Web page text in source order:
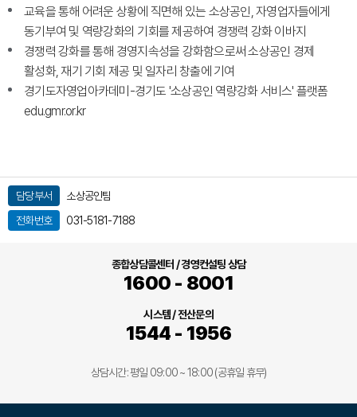
교육을 통해 어려운 상황에 직면해 있는 소상공인, 자영업자들에게
동기부여 및 역량강화의 기회를 제공하여 경쟁력 강화 이바지
경쟁력 강화를 통해 경영지속성을 강화함으로써 소상공인 경제
활성화, 재기 기회 제공 및 일자리 창출에 기여
경기도자영업아카데미-경기도 '소상공인 역량강화 서비스' 플랫폼
edu.gmr.or.kr
담당부서
소상공인팀
전화번호
031-5181-7188
종합상담콜센터 / 경영컨설팅 상담
1600 - 8001
시스템 / 전산문의
1544 - 1956
상담시간: 평일 09:00 ~ 18:00 (공휴일 휴무)